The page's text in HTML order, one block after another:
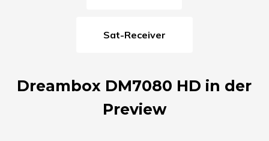
Sat-Receiver
Dreambox DM7080 HD in der
Preview